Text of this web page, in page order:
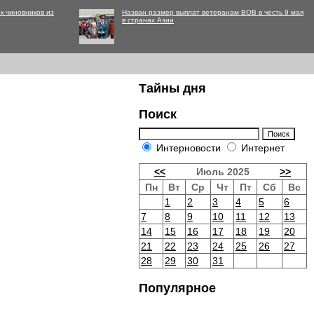
чиновников из
Назван размер выплат ветеранам ВОВ в честь 9 мая
в странах Азии
Тайны дня
Поиск
Интерновости Интернет
<< Июль 2025
>>
Пн
Вт Ср Чт Пт Сб
Вс
1
2 3 4 5
6
7
8 9 10 11 12
13
14
15 16 17 18 19
20
21
22 23 24 25 26
27
28
29 30 31
Популярное